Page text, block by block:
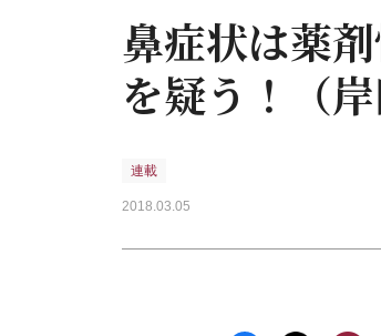
鼻症状は薬
を疑う！（岸
連載
2018.03.05